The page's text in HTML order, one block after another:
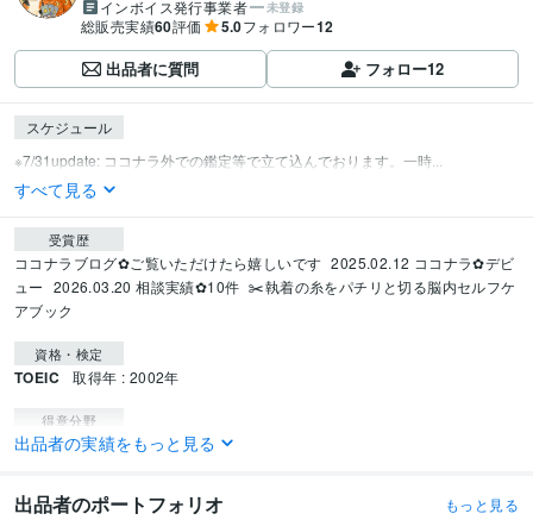
インボイス発行事業者
未登録
総販売実績60評価 5.0フォロワー12
出品者に質問 フォロー12
スケジュール
※7/31update: ココナラ外での鑑定等で立て込んでおります。一時...
すべて見る
受賞歴
ココナラブログ✿ご覧いただけたら嬉しいです 2025.02.12 ココナラ✿デビ
ュー 2026.03.20 相談実績✿10件 ✂️執着の糸をパチリと切る脳内セルフケ
アブック
資格・検定
TOEIC 取得年 : 2002年
得意分野
占い ✿タロット占い｜✦ジオマンシー占い
出品者の実績をもっと見る
出品者のポートフォリオ もっと見る